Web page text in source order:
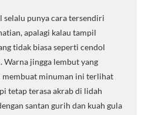
punya cara tersendiri
apalagi kalau tampil
tidak biasa seperti cendol
jingga lembut yang
minuman ini terlihat
tetap terasa akrab di lidah
santan gurih dan kuah gula